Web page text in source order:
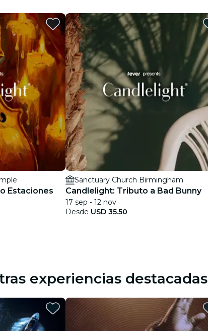
Estaciones
Sanctuary Church Birmingham
Candlelight: Tributo a Bad Bunny
17 sep - 12 nov
Desde USD 35.50
experiencias destacadas